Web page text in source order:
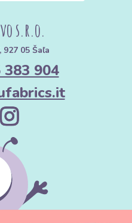
s.r.o.
927 05 Šaľa
383 904